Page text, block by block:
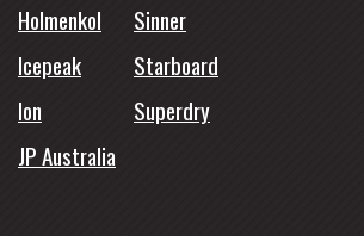
Holmenkol
Sinner
Icepeak
Starboard
Ion
Superdry
JP Australia